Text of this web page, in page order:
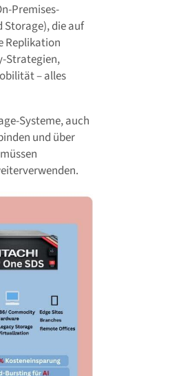
Premises-
Storage), die auf
Replikation
Strategien,
– alles
Systeme, auch
und über